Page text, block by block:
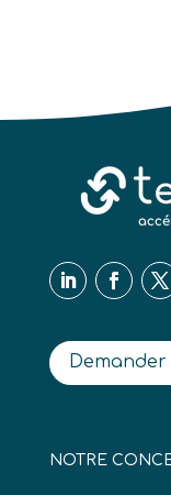
NOTRE